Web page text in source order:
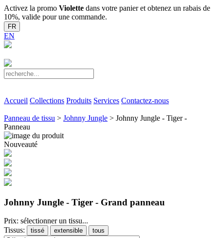
Activez la promo Violette dans votre panier et obtenez un rabais de
10%, valide pour une commande.
FR
EN
Accueil Collections Produits Services Contactez-nous
Panneau de tissu > Johnny Jungle > Johnny Jungle - Tiger -
Panneau
Nouveauté
Johnny Jungle - Tiger - Grand panneau
Prix: sélectionner un tissu...
Tissus:
tissé extensible tous